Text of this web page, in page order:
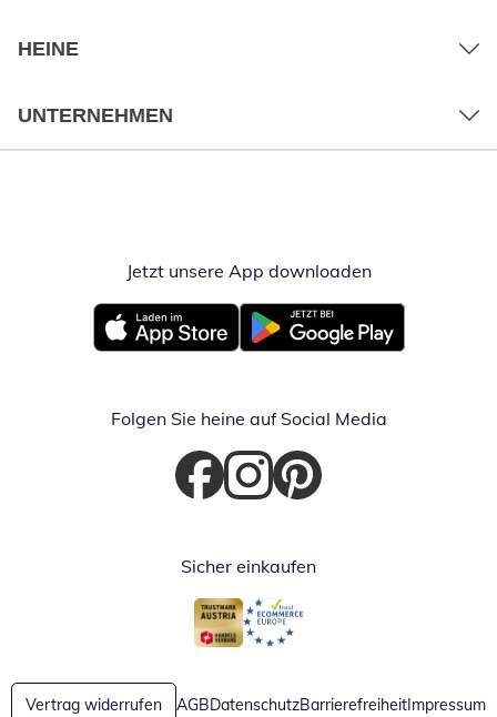
HEINE
UNTERNEHMEN
Jetzt unsere App downloadenÖffnet in
Öffnet in neuem FensterÖffnet in neuem Fenster
Folgen Sie heine auf Social Media
Öffnet in neuem Fenster
Öffnet in neuem Fenster
Öffnet in neuem Fenster
Sicher einkaufen
Öffnet in neuem Fenster
Öffnet in neuem Fenster
Vertrag widerrufen AGBDatenschutzBarrierefreiheitImpressum